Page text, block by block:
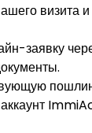
визита
заявку